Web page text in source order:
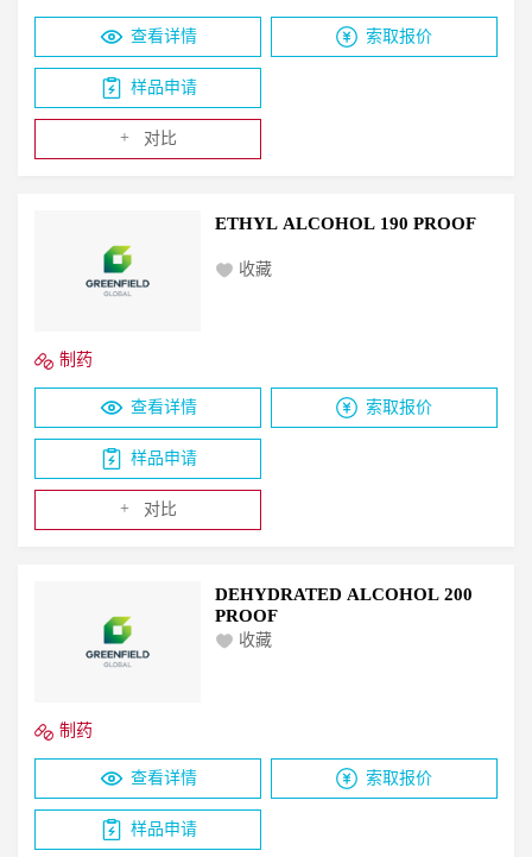
查看详情 索取报价
样品申请
+ 对比
ETHYL ALCOHOL 190 PROOF
收藏
制药
查看详情 索取报价
样品申请
+ 对比
DEHYDRATED ALCOHOL 200
PROOF
收藏
制药
查看详情 索取报价
样品申请